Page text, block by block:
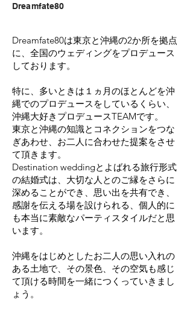
Dreamfate80
Dreamfate80は東京と沖縄の2か所を拠点
に、全国のウェディングをプロデュース
しております。
特に、多いときは１ヵ月のほとんどを沖
縄でのプロデュースをしているくらい、
沖縄大好きプロデュースTEAMです。
東京と沖縄の知識とコネクションをつな
ぎあわせ、お二人に合わせた提案をさせ
て頂きます。
Destination weddingとよばれる旅行形式
の結婚式は、大切な人とのご縁をさらに
深めることができ、思い出を共有でき、
感謝を伝える場を設けられる、個人的に
も本当に素敵なパーティスタイルだと思
います。
沖縄をはじめとしたお二人の思い入れの
ある土地で、その景色、その空気も感じ
て頂ける時間を一緒につくっていきまし
ょう。